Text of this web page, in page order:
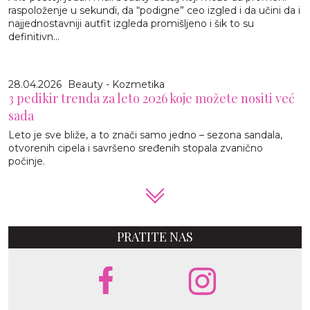
raspoloženje u sekundi, da “podigne” ceo izgled i da učini da i
najjednostavniji autfit izgleda promišljeno i šik to su
definitivn...
28.04.2026 Beauty - Kozmetika
3 pedikir trenda za leto 2026 koje možete nositi već
sada
Leto je sve bliže, a to znači samo jedno – sezona sandala,
otvorenih cipela i savršeno sređenih stopala zvanično
počinje.
PRATITE NAS